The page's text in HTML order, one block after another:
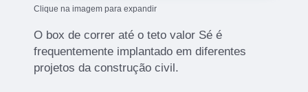
Clique na imagem para expandir
O box de correr até o teto valor Sé é
frequentemente implantado em diferentes
projetos da construção civil.